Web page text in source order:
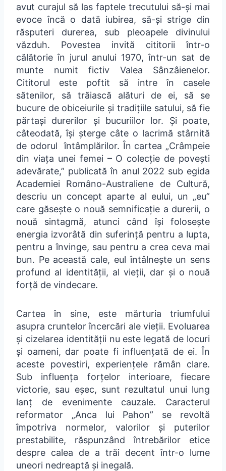
avut curajul să las faptele trecutului să-și mai
evoce încă o dată iubirea, să-și strige din
răsputeri durerea, sub pleoapele divinului
văzduh. Povestea invită cititorii într-o
călătorie în jurul anului 1970, într-un sat de
munte numit fictiv Valea Sânzâienelor.
Cititorul este poftit să intre în casele
sătenilor, să trăiască alături de ei, să se
bucure de obiceiurile și tradițiile satului, să fie
părtași durerilor și bucuriilor lor. Și poate,
câteodată, își șterge câte o lacrimă stârnită
de odorul întâmplărilor. În cartea „Crâmpeie
din viața unei femei – O colecție de povești
adevărate,” publicată în anul 2022 sub egida
Academiei Româno-Australiene de Cultură,
descriu un concept aparte al eului, un „eu”
care găsește o nouă semnificație a durerii, o
nouă sintagmă, atunci când își folosește
energia izvorâtă din suferință pentru a lupta,
pentru a învinge, sau pentru a crea ceva mai
bun. Pe această cale, eul întâlnește un sens
profund al identității, al vieții, dar și o nouă
forță de vindecare.
Cartea în sine, este mărturia triumfului
asupra cruntelor încercări ale vieții. Evoluarea
și cizelarea identității nu este legată de locuri
și oameni, dar poate fi influențată de ei. În
aceste povestiri, experiențele rămân clare.
Sub influența forțelor interioare, fiecare
victorie, sau eșec, sunt rezultatul unui lung
lanț de evenimente cauzale. Caracterul
reformator „Anca lui Pahon” se revoltă
împotriva normelor, valorilor și puterilor
prestabilite, răspunzând întrebărilor etice
despre calea de a trăi decent într-o lume
uneori nedreaptă și inegală.